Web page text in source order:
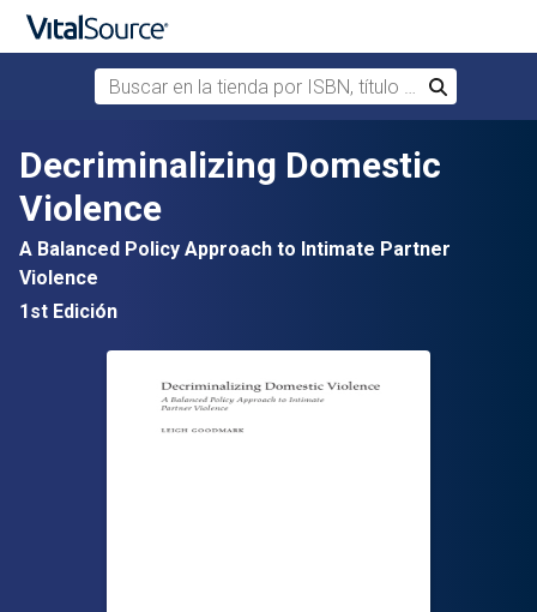
Saltar al contenido principal
Buscar en la tienda por ISBN, título o autor
Buscar
Decriminalizing Domestic
Violence
A Balanced Policy Approach to Intimate Partner
Violence
1st Edición